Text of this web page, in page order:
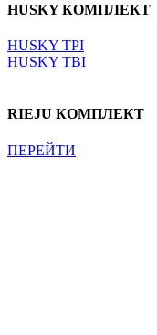
HUSKY КОМПЛЕКТ
HUSKY TPI
HUSKY TBI
RIEJU КОМПЛЕКТ
ПЕРЕЙТИ